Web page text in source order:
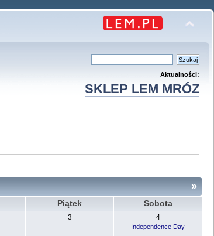
Aktualności:
SKLEP LEM MRÓZ
»
Piątek Sobota
3 4
Independence Day